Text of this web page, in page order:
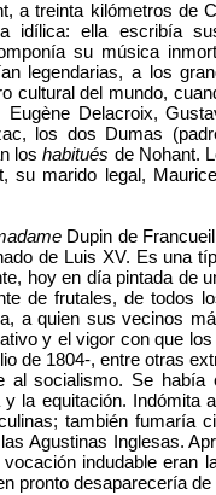
a treinta kilómetros de
idílica: ella escribía
su música
legendarias, a los
cultural del mundo,
Delacroix,
los dos Dumas
loshabitués de Nohant.
su marido legal,
Dupin de
de Luis XV. Es una
hoy en día pintada de
de frutales, de todos
a quien sus vecinos
y el vigor con que
de 1804-, entre otras
al socialismo. Se había
la equitación. Indómita
también fumaría
Agustinas Inglesas.
indudable eran
pronto desaparecería de